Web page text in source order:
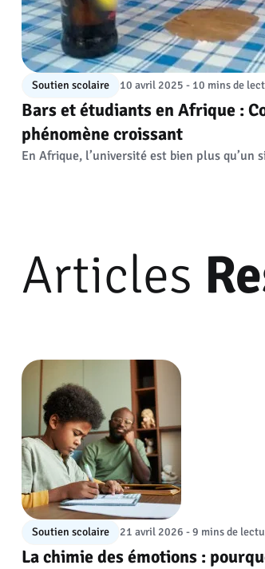
Soutien scolaire 10 avril 2025 - 10 mins de
Bars et étudiants en Afrique :
phénomène croissant
En Afrique, l’université est bien plus qu’un
Articles
Soutien scolaire 21 avril 2026 - 9 mins de
La chimie des émotions :